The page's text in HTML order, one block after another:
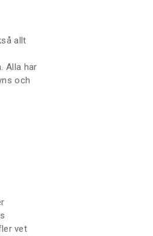
allt
Alla har
och
vet